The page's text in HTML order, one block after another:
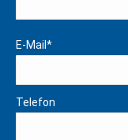
E-Mail*
Telefon